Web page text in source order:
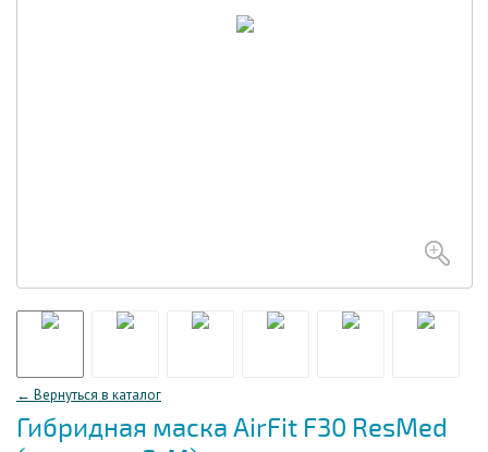
← Вернуться в каталог
Гибридная маска AirFit F30 ResMed